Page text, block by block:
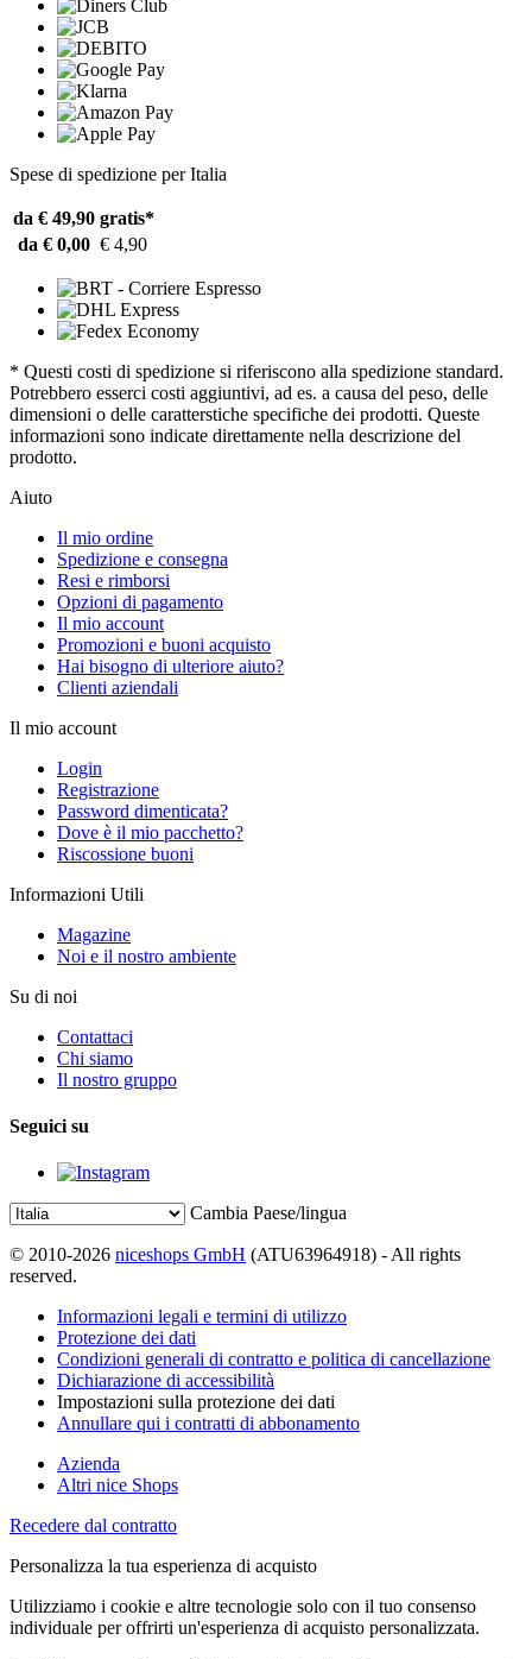
Spese di spedizione per Italia
da € 49,90 gratis*
da € 0,00 € 4,90
* Questi costi di spedizione si riferiscono alla spedizione standard.
Potrebbero esserci costi aggiuntivi, ad es. a causa del peso, delle
dimensioni o delle caratterstiche specifiche dei prodotti. Queste
informazioni sono indicate direttamente nella descrizione del
prodotto.
Aiuto
Il mio ordine
Spedizione e consegna
Resi e rimborsi
Opzioni di pagamento
Il mio account
Promozioni e buoni acquisto
Hai bisogno di ulteriore aiuto?
Clienti aziendali
Il mio account
Login
Registrazione
Password dimenticata?
Dove è il mio pacchetto?
Riscossione buoni
Informazioni Utili
Magazine
Noi e il nostro ambiente
Su di noi
Contattaci
Chi siamo
Il nostro gruppo
Seguici su
Cambia Paese/lingua
© 2010-2026 niceshops GmbH (ATU63964918) - All rights
reserved.
Informazioni legali e termini di utilizzo
Protezione dei dati
Condizioni generali di contratto e politica di cancellazione
Dichiarazione di accessibilità
Impostazioni sulla protezione dei dati
Annullare qui i contratti di abbonamento
Azienda
Altri nice Shops
Recedere dal contratto
Personalizza la tua esperienza di acquisto
Utilizziamo i cookie e altre tecnologie solo con il tuo consenso
individuale per offrirti un'esperienza di acquisto personalizzata.